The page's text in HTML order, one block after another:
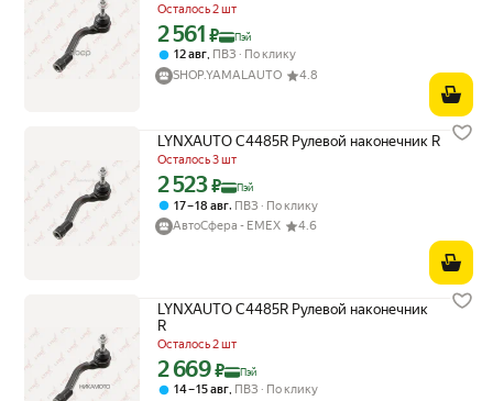
Осталось 2 шт
Цена с картой Яндекс Пэй 2561 ₽ вместо
2 561 ₽ Пэй
12 авг ПВЗ
По клику
SHOP.YAMALAUTO
4.8
LYNXAUTO C4485R Рулевой наконечник R
Осталось 3 шт
Цена с картой Яндекс Пэй 2523 ₽ вместо
2 523₽ Пэй
17 – 18 авг, ПВЗ
По клику
АвтоСфера - ЕМЕХ
4.6
LYNXAUTO C4485R Рулевой наконечник
R
Осталось 2 шт
Цена с картой Яндекс Пэй 2669 ₽ вместо
2 669₽ Пэй
14 – 15 авг, ПВЗ
По клику